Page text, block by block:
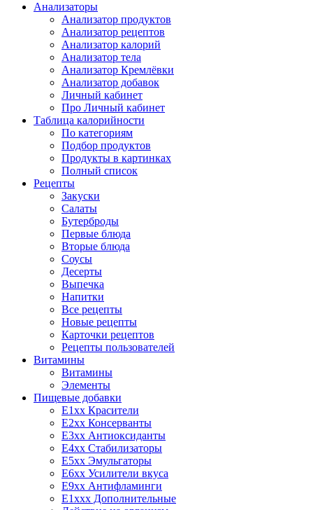
Анализаторы
Анализатор продуктов
Анализатор рецептов
Анализатор калорий
Анализатор тела
Анализатор Кремлёвки
Анализатор добавок
Личный кабинет
Про Личный кабинет
Таблица калорийности
По категориям
Подбор продуктов
Продукты в картинках
Полный список
Рецепты
Закуски
Салаты
Бутерброды
Первые блюда
Вторые блюда
Соусы
Десерты
Выпечка
Напитки
Все рецепты
Новые рецепты
Карточки рецептов
Рецепты пользователей
Витамины
Витамины
Элементы
Пищевые добавки
E1xx Красители
E2xx Консерванты
E3xx Антиоксиданты
E4xx Стабилизаторы
E5xx Эмульгаторы
E6xx Усилители вкуса
E9xx Антифламинги
E1xxx Дополнительные